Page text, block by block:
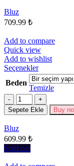
Bluz
709.99 ₺
Add to compare
Quick view
Add to wishlist
SeçeneklerBu
ürünün
birden
fazla
varyasyonu
var.
Beden
Temizle
Miktar
Sepete Ekle Buy
Bluz
609.99 ₺
Sold out